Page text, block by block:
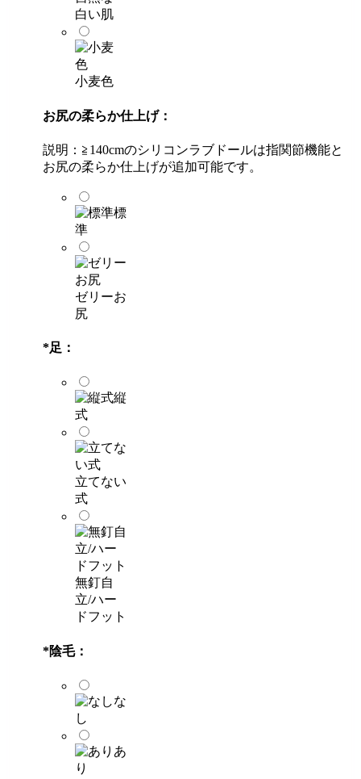
白い肌
小麦色
お尻の柔らか仕上げ：
説明：≧140cmのシリコンラブドールは指関節機能と
お尻の柔らか仕上げが追加可能です。
標
準
ゼリーお
尻
*足：
縦
式
立てない
式
無釘自
立/ハー
ドフット
*陰毛：
な
し
あ
り